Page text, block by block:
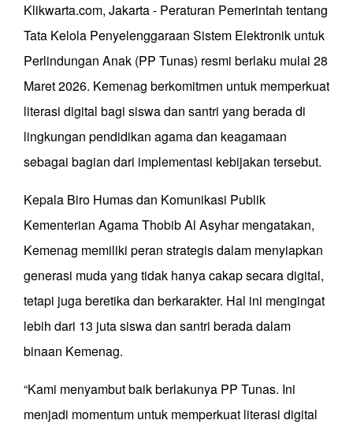
Klikwarta.com, Jakarta - Peraturan Pemerintah tentang
Tata Kelola Penyelenggaraan Sistem Elektronik untuk
Perlindungan Anak (PP Tunas) resmi berlaku mulai 28
Maret 2026. Kemenag berkomitmen untuk memperkuat
literasi digital bagi siswa dan santri yang berada di
lingkungan pendidikan agama dan keagamaan
sebagai bagian dari implementasi kebijakan tersebut.
Kepala Biro Humas dan Komunikasi Publik
Kementerian Agama Thobib Al Asyhar mengatakan,
Kemenag memiliki peran strategis dalam menyiapkan
generasi muda yang tidak hanya cakap secara digital,
tetapi juga beretika dan berkarakter. Hal ini mengingat
lebih dari 13 juta siswa dan santri berada dalam
binaan Kemenag.
“Kami menyambut baik berlakunya PP Tunas. Ini
menjadi momentum untuk memperkuat literasi digital